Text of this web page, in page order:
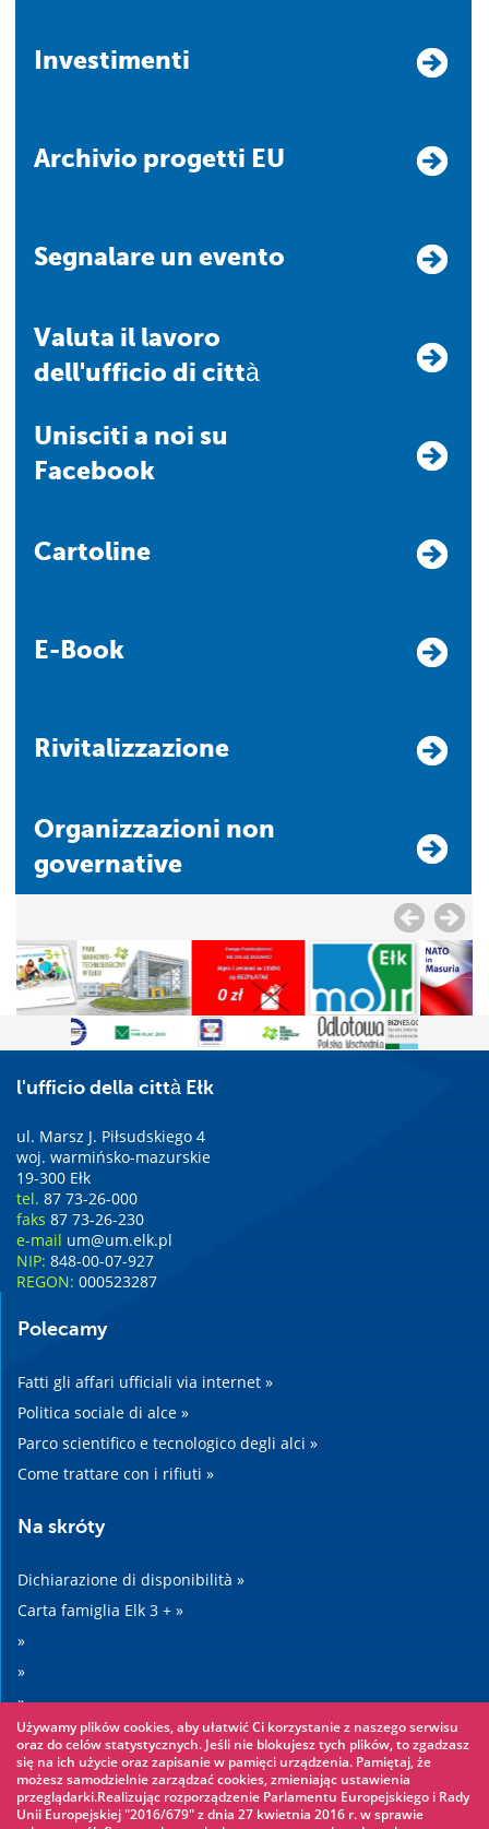
Investimenti
Archivio progetti EU
Segnalare un evento
Valuta il lavoro
dell'ufficio di città
Unisciti a noi su
Facebook
Cartoline
E-Book
Rivitalizzazione
Organizzazioni non
governative
l'ufficio della città Ełk
ul. Marsz J. Piłsudskiego 4
woj. warmińsko-mazurskie
19-300 Ełk
tel. 87 73-26-000
faks 87 73-26-230
e-mail um@um.elk.pl
NIP: 848-00-07-927
REGON: 000523287
Polecamy
Fatti gli affari ufficiali via internet »
Politica sociale di alce »
Parco scientifico e tecnologico degli alci »
Come trattare con i rifiuti »
Na skróty
Dichiarazione di disponibilità »
Carta famiglia Elk 3 + »
»
»
»
»
Warto zobaczyć
Używamy plików cookies, aby ułatwić Ci korzystanie z naszego serwisu
oraz do celów statystycznych. Jeśli nie blokujesz tych plików, to zgadzasz
się na ich użycie oraz zapisanie w pamięci urządzenia. Pamiętaj, że
możesz samodzielnie zarządzać cookies, zmieniając ustawienia
przeglądarki.Realizując rozporządzenie Parlamentu Europejskiego i Rady
Unii Europejskiej "2016/679" z dnia 27 kwietnia 2016 r. w sprawie